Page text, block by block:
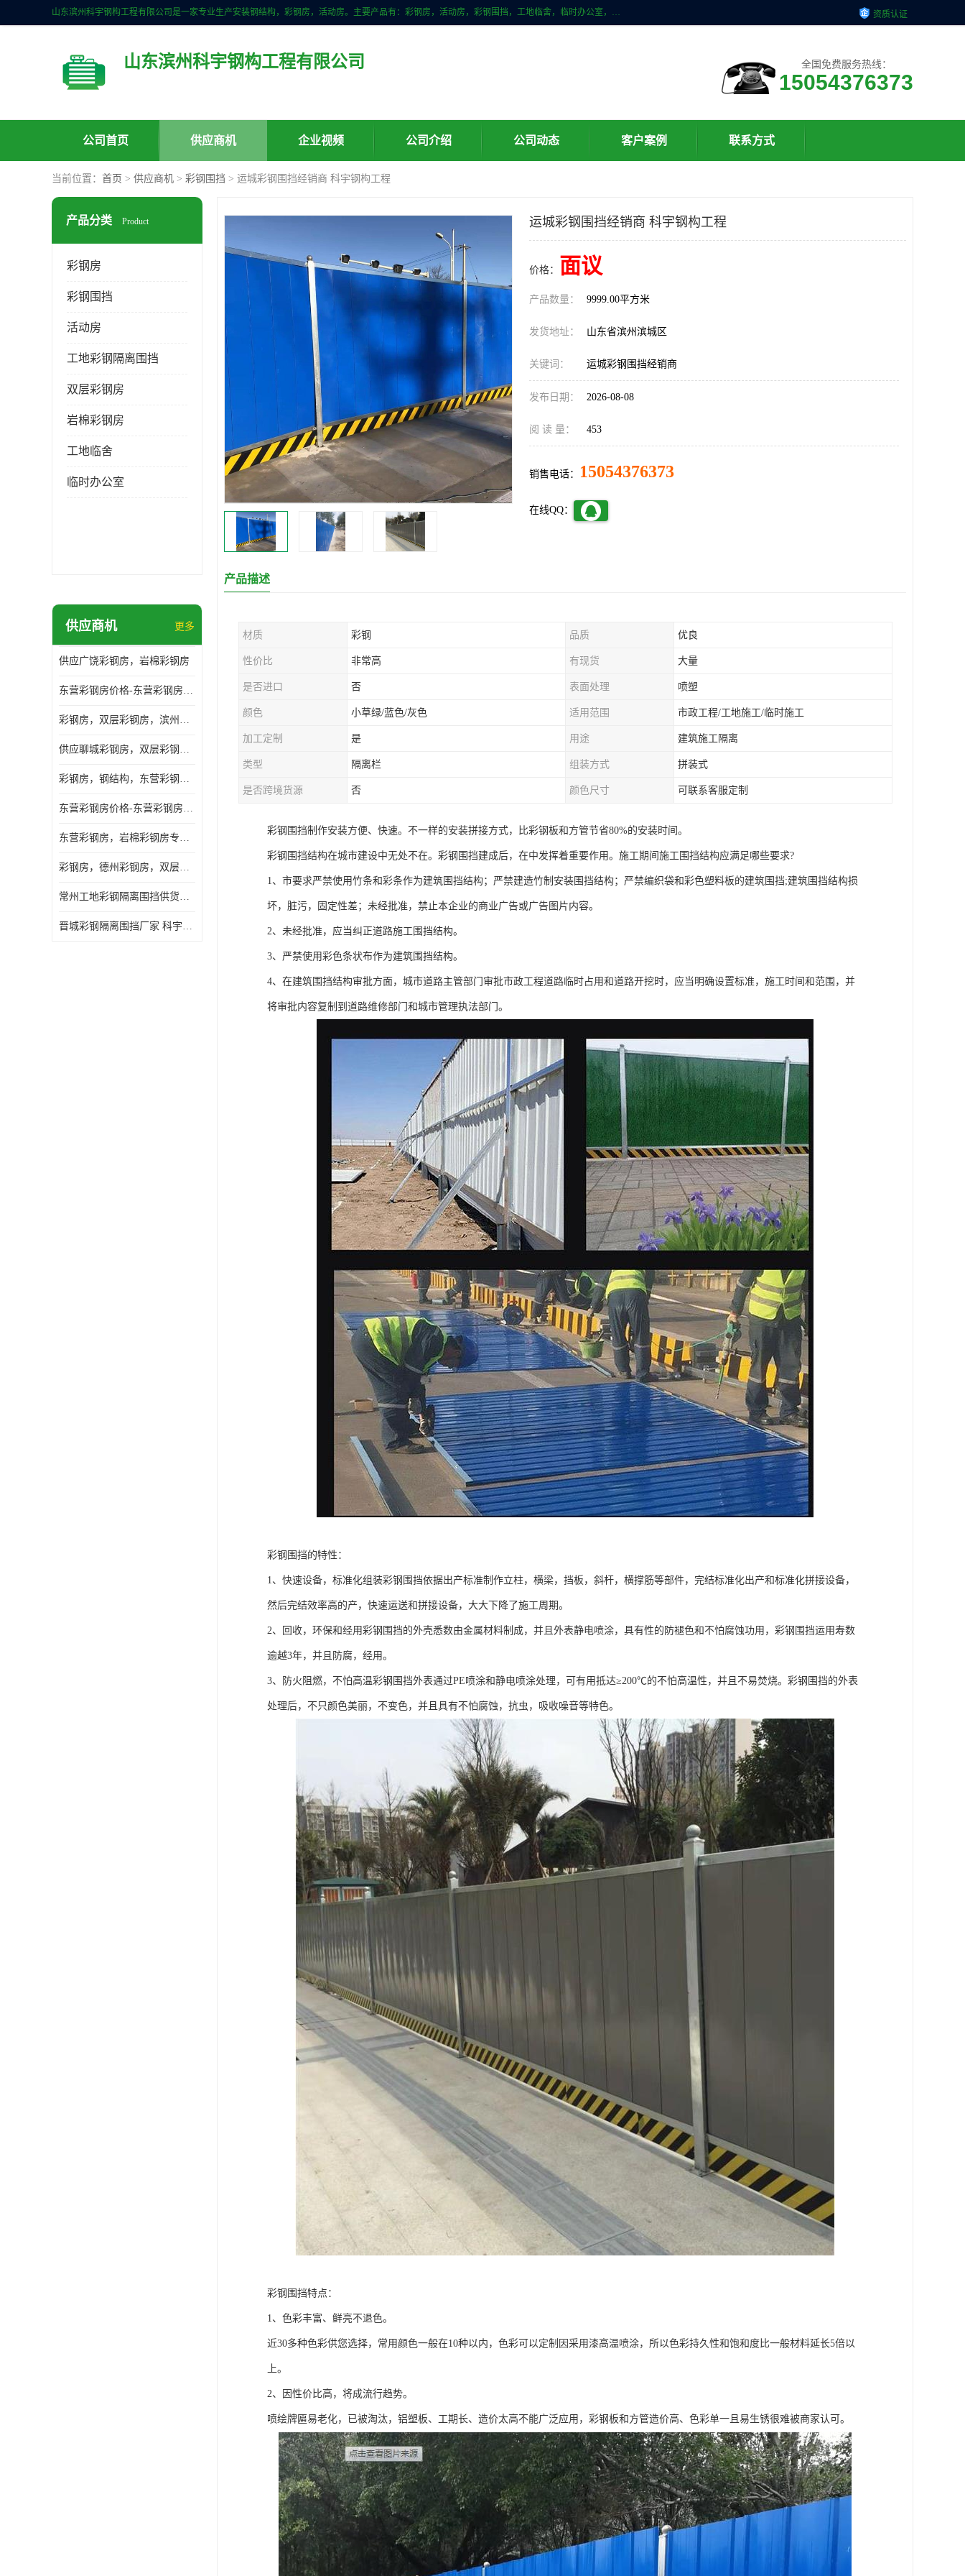
山东滨州科宇钢构工程有限公司是一家专业生产安装钢结构，彩钢房，活动房。主要产品有：彩钢房，活动房，彩钢围挡，工地临舍，临时办公室，民用建筑等生成安装；我们一贯坚持；诚信经营，薄利多销的经营理念。愿与广大的新老客户共创美好未来 资质认证
山东滨州科宇钢构工程有限公司 全国免费服务热线：
15054376373
公司首页 供应商机 企业视频 公司介绍 公司动态 客户案例 联系方式
当前位置： 首页 > 供应商机 > 彩钢围挡 > 运城彩钢围挡经销商 科宇钢构工程
产品分类 Product
彩钢房
彩钢围挡
活动房
工地彩钢隔离围挡
双层彩钢房
岩棉彩钢房
工地临舍
临时办公室
供应商机 更多
供应广饶彩钢房，岩棉彩钢房
东营彩钢房价格-东营彩钢房厂家-东营防火彩钢房
彩钢房，双层彩钢房，滨州彩钢房，雅致房，轻钢结构
供应聊城彩钢房，双层彩钢房，岩棉彩钢房，彩钢快装房
彩钢房，钢结构，东营彩钢房，双层彩钢房，施工围挡
东营彩钢房价格-东营彩钢房批发
东营彩钢房，岩棉彩钢房专业制作安装
彩钢房，德州彩钢房，双层彩钢房，岩棉彩钢房供应商
常州工地彩钢隔离围挡供货商 科宇钢构工程
晋城彩钢隔离围挡厂家 科宇钢构工程
运城彩钢围挡经销商 科宇钢构工程
价格： 面议
产品数量： 9999.00平方米
发货地址： 山东省滨州滨城区
关键词： 运城彩钢围挡经销商
发布日期： 2026-08-08
阅 读 量： 453
销售电话： 15054376373
在线QQ：
产品描述
材质 彩钢 品质 优良
性价比 非常高 有现货 大量
是否进口 否 表面处理 喷塑
颜色 小草绿/蓝色/灰色 适用范围 市政工程/工地施工/临时施工
加工定制 是 用途 建筑施工隔离
类型 隔离栏 组装方式 拼装式
是否跨境货源 否 颜色尺寸 可联系客服定制
彩钢围挡制作安装方便、快速。不一样的安装拼接方式，比彩钢板和方管节省80%的安装时间。
彩钢围挡结构在城市建设中无处不在。彩钢围挡建成后，在中发挥着重要作用。施工期间施工围挡结构应满足哪些要求?
1、市要求严禁使用竹条和彩条作为建筑围挡结构；严禁建造竹制安装围挡结构；严禁编织袋和彩色塑料板的建筑围挡;建筑围挡结构损
坏，脏污，固定性差；未经批准，禁止本企业的商业广告或广告图片内容。
2、未经批准，应当纠正道路施工围挡结构。
3、严禁使用彩色条状布作为建筑围挡结构。
4、在建筑围挡结构审批方面，城市道路主管部门审批市政工程道路临时占用和道路开挖时，应当明确设置标准，施工时间和范围，并
将审批内容复制到道路维修部门和城市管理执法部门。
彩钢围挡的特性：
1、快速设备，标准化组装彩钢围挡依据出产标准制作立柱，横梁，挡板，斜杆，横撑筋等部件，完结标准化出产和标准化拼接设备，
然后完结效率高的产，快速运送和拼接设备，大大下降了施工周期。
2、回收，环保和经用彩钢围挡的外壳悉数由金属材料制成，并且外表静电喷涂，具有性的防褪色和不怕腐蚀功用，彩钢围挡运用寿数
逾越3年，并且防腐，经用。
3、防火阻燃，不怕高温彩钢围挡外表通过PE喷涂和静电喷涂处理，可有用抵达≥200℃的不怕高温性，并且不易焚烧。彩钢围挡的外表
处理后，不只颜色美丽，不变色，并且具有不怕腐蚀，抗虫，吸收噪音等特色。
彩钢围挡特点：
1、色彩丰富、鲜亮不退色。
近30多种色彩供您选择，常用颜色一般在10种以内，色彩可以定制因采用漆高温喷涂，所以色彩持久性和饱和度比一般材料延长5倍以
上。
2、因性价比高，将成流行趋势。
喷绘牌匾易老化，已被淘汰，铝塑板、工期长、造价太高不能广泛应用，彩钢板和方管造价高、色彩单一且易生锈很难被商家认可。